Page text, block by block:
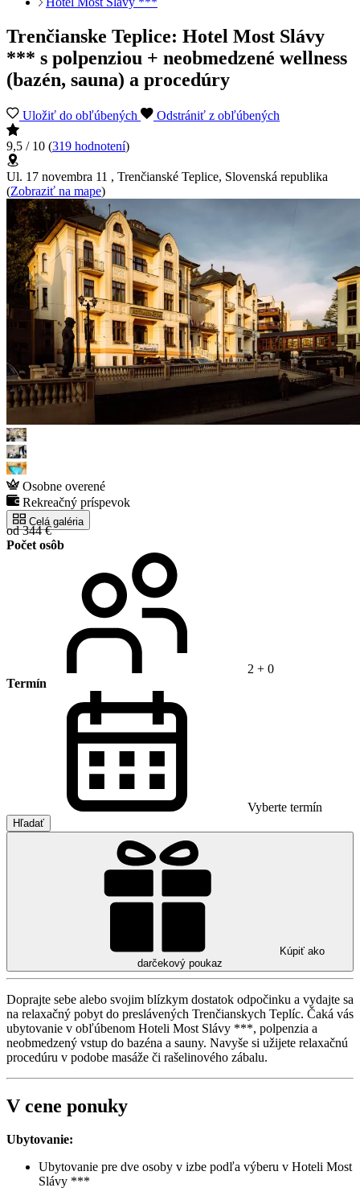
Trenčianske Teplice: Hotel Most Slávy
*** s polpenziou + neobmedzené wellness
(bazén, sauna) a procedúry
Uložiť do obľúbených Odstrániť z obľúbených
9,5 / 10 (319 hodnotení)
Ul. 17 novembra 11 , Trenčianské Teplice, Slovenská republika
(Zobraziť na mape)
Osobne overené
Rekreačný príspevok
Celá galéria
od 344 €
Počet osôb
2 + 0
Termín
Vyberte termín
Hľadať
Kúpiť ako
darčekový poukaz
Doprajte sebe alebo svojim blízkym dostatok odpočinku a vydajte sa
na relaxačný pobyt do preslávených Trenčianskych Teplíc. Čaká vás
ubytovanie v obľúbenom Hoteli Most Slávy ***, polpenzia a
neobmedzený vstup do bazéna a sauny. Navyše si užijete relaxačnú
procedúru v podobe masáže či rašelinového zábalu.
V cene ponuky
Ubytovanie:
Ubytovanie pre dve osoby v izbe podľa výberu v Hoteli Most
Slávy ***